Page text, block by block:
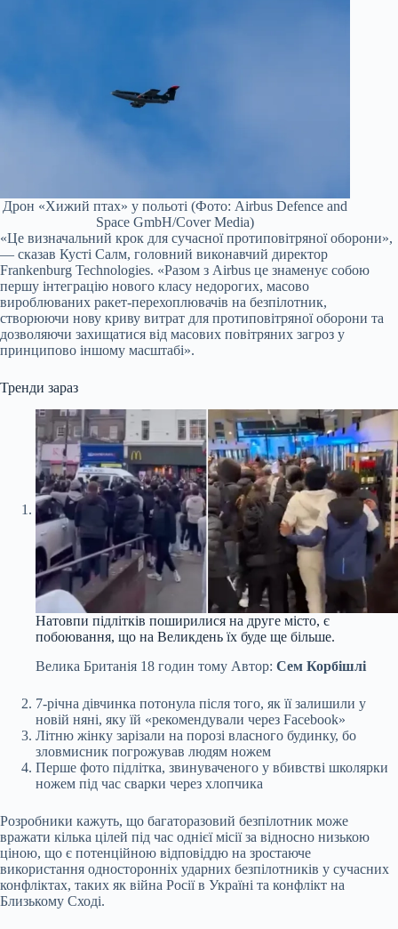
Дрон «Хижий птах» у польоті (Фото: Airbus Defence and
Space GmbH/Cover Media)
«Це визначальний крок для сучасної протиповітряної оборони»,
— сказав Кусті Салм, головний виконавчий директор
Frankenburg Technologies. «Разом з Airbus це знаменує собою
першу інтеграцію нового класу недорогих, масово
вироблюваних ракет-перехоплювачів на безпілотник,
створюючи нову криву витрат для протиповітряної оборони та
дозволяючи захищатися від масових повітряних загроз у
принципово іншому масштабі».
Тренди зараз
Натовпи підлітків поширилися на друге місто, є
побоювання, що на Великдень їх буде ще більше.
Велика Британія 18 годин тому Автор: Сем Корбішлі
7-річна дівчинка потонула після того, як її залишили у
новій няні, яку їй «рекомендували через Facebook»
Літню жінку зарізали на порозі власного будинку, бо
зловмисник погрожував людям ножем
Перше фото підлітка, звинуваченого у вбивстві школярки
ножем під час сварки через хлопчика
Розробники кажуть, що багаторазовий безпілотник може
вражати кілька цілей під час однієї місії за відносно низькою
ціною, що є потенційною відповіддю на зростаюче
використання односторонніх ударних безпілотників у сучасних
конфліктах, таких як війна Росії в Україні та конфлікт на
Близькому Сході.